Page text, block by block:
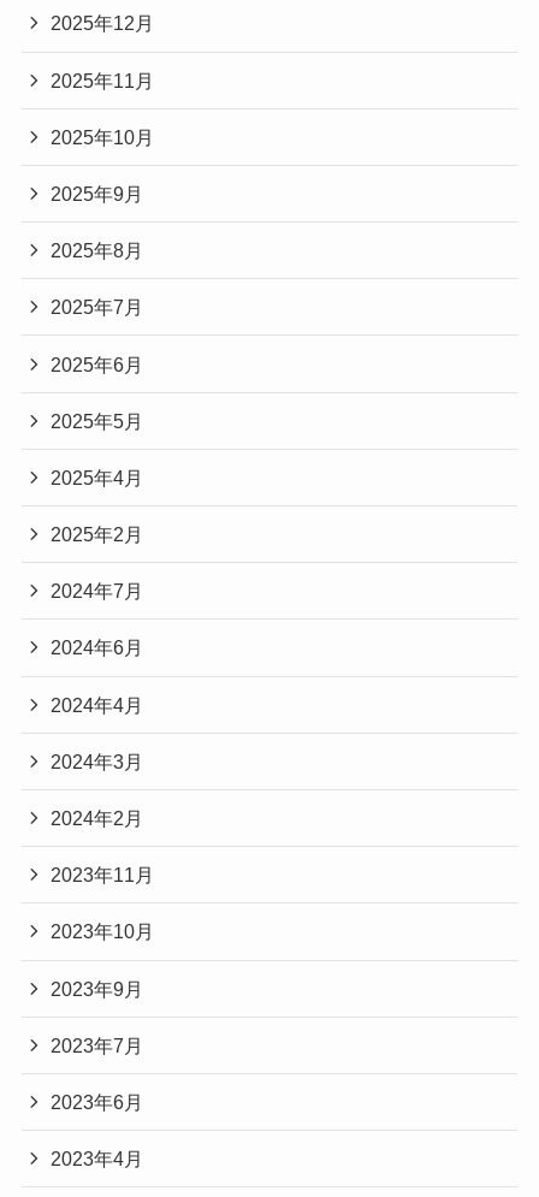
2025年12月
2025年11月
2025年10月
2025年9月
2025年8月
2025年7月
2025年6月
2025年5月
2025年4月
2025年2月
2024年7月
2024年6月
2024年4月
2024年3月
2024年2月
2023年11月
2023年10月
2023年9月
2023年7月
2023年6月
2023年4月